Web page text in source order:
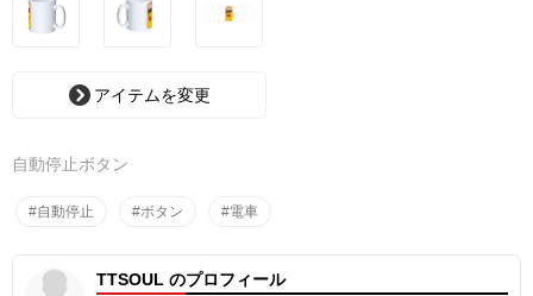
アイテムを変更
自動停止ボタン
#自動停止 #ボタン #電車
TTSOUL のプロフィール